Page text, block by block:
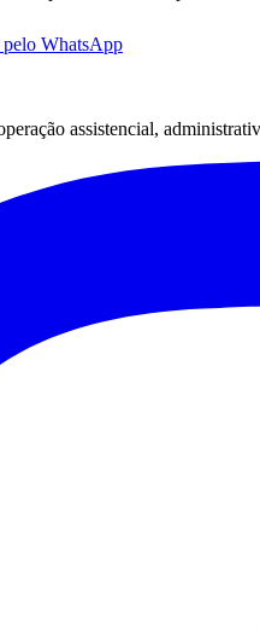
pelo WhatsApp
assistencial,